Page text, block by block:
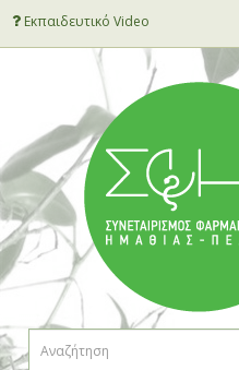
Εκπαιδευτικό Video